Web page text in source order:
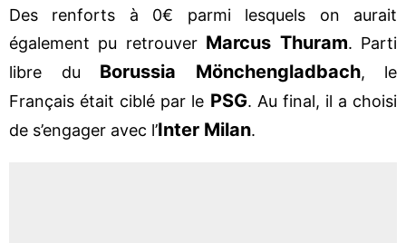
Des renforts à 0€ parmi lesquels on aurait
également pu retrouver Marcus Thuram. Parti
libre du Borussia Mönchengladbach, le
Français était ciblé par le PSG. Au final, il a choisi
de s’engager avec l’Inter Milan.